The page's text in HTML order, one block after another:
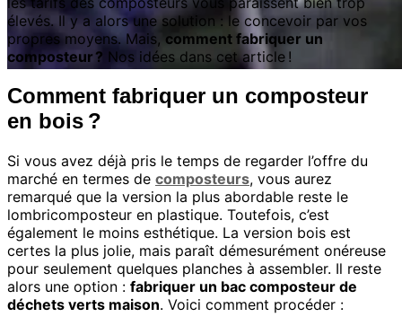
élevés. Il y a alors une solution : le concevoir par vos
propres moyens. Mais, comment fabriquer un
composteur ? Nos idées dans cet article !
Comment fabriquer un composteur
en bois ?
Si vous avez déjà pris le temps de regarder l’offre du
marché en termes de composteurs, vous aurez
remarqué que la version la plus abordable reste le
lombricomposteur en plastique. Toutefois, c’est
également le moins esthétique. La version bois est
certes la plus jolie, mais paraît démesurément onéreuse
pour seulement quelques planches à assembler. Il reste
alors une option : fabriquer un bac composteur de
déchets verts maison. Voici comment procéder :